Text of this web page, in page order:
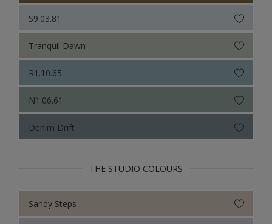
S9.03.81
Tranquil Dawn
R1.10.65
N1.06.61
Denim Drift
THE STUDIO COLOURS
Sandy Steps